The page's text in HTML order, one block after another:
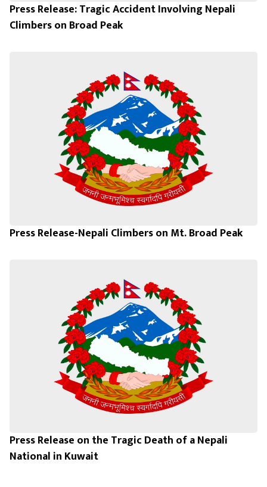
Press Release: Tragic Accident Involving Nepali
Climbers on Broad Peak
Press Release-Nepali Climbers on Mt. Broad Peak
Press Release on the Tragic Death of a Nepali
National in Kuwait